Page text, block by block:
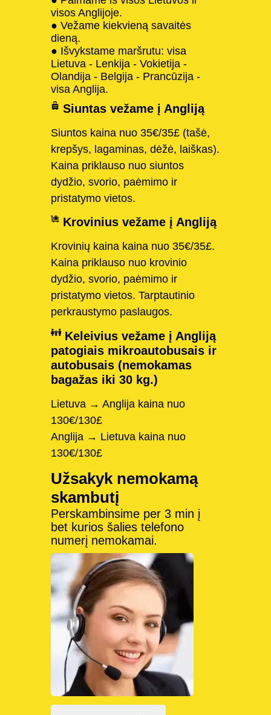
visos Anglijoje.
● Vežame kiekvieną savaitės
dieną.
● Išvykstame maršrutu: visa
Lietuva - Lenkija - Vokietija -
Olandija - Belgija - Prancūzija -
visa Anglija.
Siuntas vežame į Angliją
Siuntos kaina nuo 35€/35£ (tašė,
krepšys, lagaminas, dėžė, laiškas).
Kaina priklauso nuo siuntos
dydžio, svorio, paėmimo ir
pristatymo vietos.
Krovinius vežame į Angliją
Krovinių kaina kaina nuo 35€/35£.
Kaina priklauso nuo krovinio
dydžio, svorio, paėmimo ir
pristatymo vietos. Tarptautinio
perkraustymo paslaugos.
Keleivius vežame į Angliją
patogiais mikroautobusais ir
autobusais (nemokamas
bagažas iki 30 kg.)
Lietuva → Anglija kaina nuo
130€/130£
Anglija → Lietuva kaina nuo
130€/130£
Užsakyk nemokamą
skambutį
Perskambinsime per 3 min į
bet kurios šalies telefono
numerį nemokamai.